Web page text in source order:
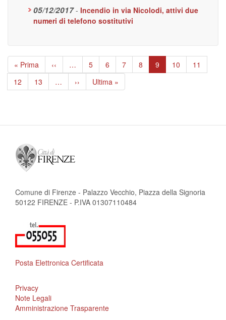
05/12/2017 - Incendio in via Nicolodi, attivi due
numeri di telefono sostitutivi
Paginazione
Prima
pagina
« Prima
Pagina
precedente
‹‹ … Page
5 Page
6 Page
7 Page
8
Pagina
attuale
9 Page
10 Page
11
Page
12 Page
13 …
Pagina
successiva
››
Ultima
pagina
Ultima »
Comune di Firenze - Palazzo Vecchio, Piazza della Signoria
50122 FIRENZE - P.IVA 01307110484
Posta Elettronica Certificata
Privacy
Note Legali
Amministrazione Trasparente